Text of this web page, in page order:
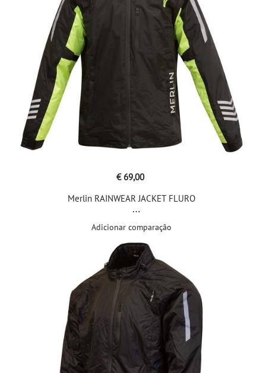
€ 69,00
Merlin RAINWEAR JACKET FLURO
Adicionar comparação